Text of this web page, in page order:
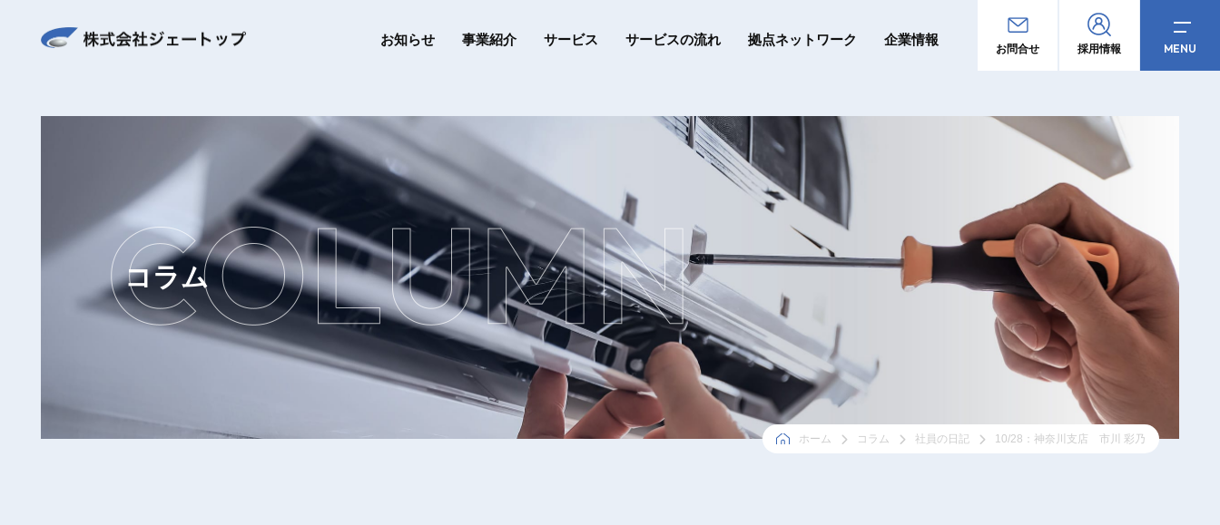
お知らせ 事業紹介 サービス サービスの流れ 拠点ネットワーク 企業情報
お問合せ 採用情報 MENU
コラム
ホーム コラム 社員の日記 10/28：神奈川支店 市川 彩乃